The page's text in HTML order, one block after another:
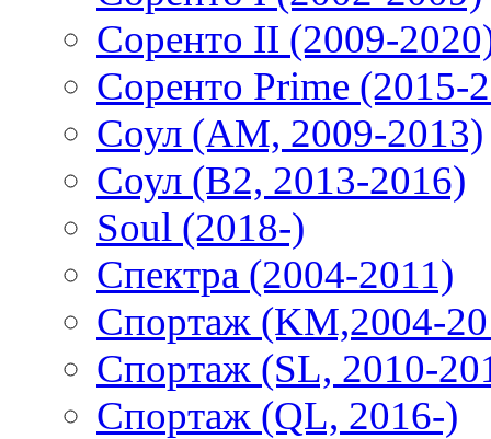
Соренто II (2009-
Соренто Prime (2015-
Соул (AM, 2009-2013)
Соул (B2, 2013-2016)
Soul (2018-)
Спектра (2004-2011)
Спортаж (KM,2004-
Спортаж (SL, 2010-
Спортаж (QL, 2016-)